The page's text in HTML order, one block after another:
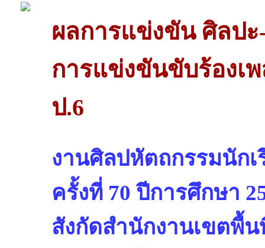
ผลการแข่งขัน ศิลป
การแข่งขันขับร้องเ
ป.6
งานศิลปหัตถกรรมนัก
ครั้งที่ 70 ปีการศึกษา
สังกัดสำนักงานเขตพื้